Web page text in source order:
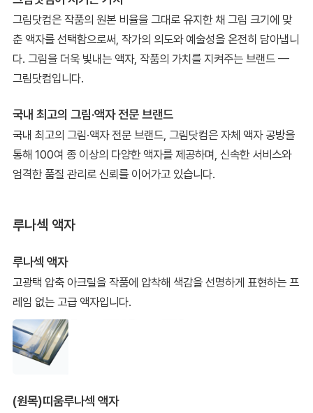
그림닷컴은 작품의 원본 비율을 그대로 유지한 채 그림 크기에 맞
춘 액자를 선택함으로써, 작가의 의도와 예술성을 온전히 담아냅니
다. 그림을 더욱 빛내는 액자, 작품의 가치를 지켜주는 브랜드 —
그림닷컴입니다.
국내 최고의 그림·액자 전문 브랜드
국내 최고의 그림·액자 전문 브랜드, 그림닷컴은 자체 액자 공방을
통해 100여 종 이상의 다양한 액자를 제공하며, 신속한 서비스와
엄격한 품질 관리로 신뢰를 이어가고 있습니다.
루나섹 액자
루나섹 액자
고광택 압축 아크릴을 작품에 압착해 색감을 선명하게 표현하는 프
레임 없는 고급 액자입니다.
(원목)띠움루나섹 액자